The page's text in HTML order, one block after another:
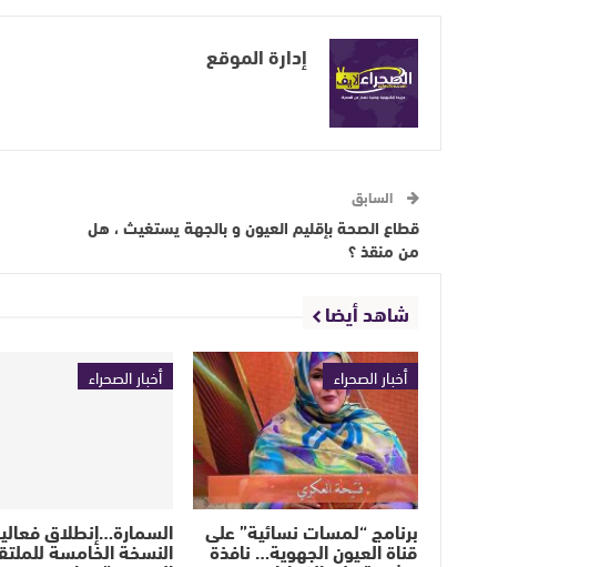
إدارة الموقع
السابق
قطاع الصحة بإقليم العيون و بالجهة يستغيث ، هل
من منقذ ؟
شاهد أيضا
أخبار الصحراء
برنامج “لمسات نسائية” على
قناة العيون الجهوية… نافذة
أخبار الصحراء
السمارة…إنطلاق
النسخة الخامسة